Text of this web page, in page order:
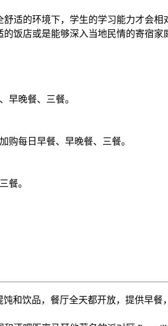
适的环境下，学生的学习能力才会
饭店或是能够深入当地民情的寄宿
早晚餐、三餐。
购每日早餐、早晚餐、三餐。
餐。
和饮品，餐厅全天都开放，提供早